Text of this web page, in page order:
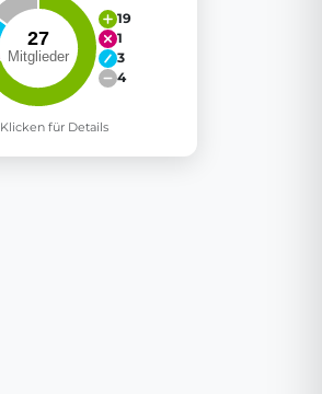
19
1
3
4
Klicken für Details